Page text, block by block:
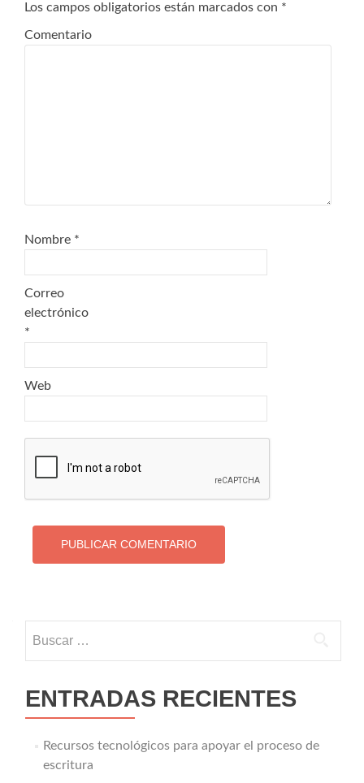
Los campos obligatorios están marcados con *
Comentario
Nombre *
Correo
electrónico
*
Web
ENTRADAS RECIENTES
Recursos tecnológicos para apoyar el proceso de
escritura